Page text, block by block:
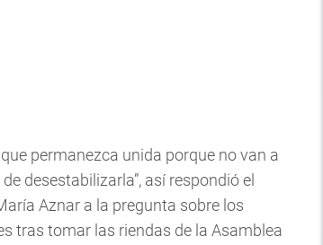
permanezca unida porque no van a
desestabilizarla”, así respondió el
Aznar a la pregunta sobre los
tras tomar las riendas de la Asamblea